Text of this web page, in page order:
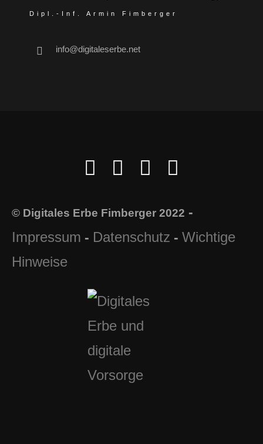
Dipl.-Inf. Armin Fimberger
info@digitaleserbe.net
© Digitales Erbe Fimberger 2022 -
Impressum - Datenschutz - Wichtige
Hinweise